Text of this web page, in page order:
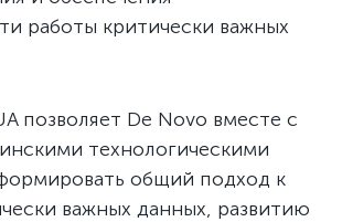
работы критически важных
позволяет De Novo вместе с
технологическими
общий подход к
важных данных, развитию